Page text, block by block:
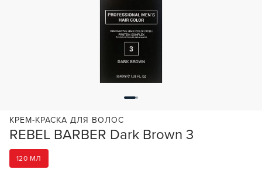
REBEL BARBER Dark Brown 3
КРЕМ-КРАСКА ДЛЯ ВОЛОС
120 МЛ